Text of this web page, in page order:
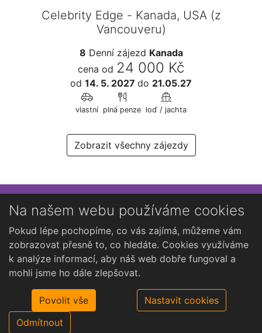
Celebrity Edge - Kanada, USA (z
Vancouveru)
8 Denní zájezd Kanada
cena od 24 000 Kč
od 14. 5. 2027 do 21.05.27
vlastní plná penze loď / jachta
Zobrazit všechny zájezdy
Přihlaste se k newsletteru
Chcete dostávat občasné novinky o Kutné Hoře?
Na našem webu používáme cookies
Pokud lépe pochopíme, co vás zajímá, můžeme vám
zobrazovat přesně to, co hledáte. Cookies využíváme
k analýze informací, aby náš web dobře fungoval a
mohli jsme ho dále zlepšovat.
Povolit vše
Nastavit cookies
Odmítnout